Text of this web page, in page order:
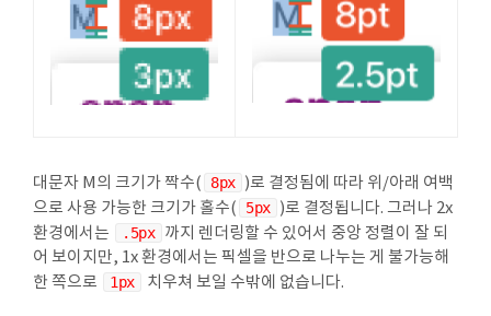
대문자 M의 크기가 짝수( 8px )로 결정됨에 따라 위/아래 여백
으로 사용 가능한 크기가 홀수(
5px )로 결정됩니다. 그러나 2x
환경에서는
.5px 까지 렌더링할 수 있어서 중앙 정렬이 잘 되
어 보이지만, 1x 환경에서는 픽셀을 반으로 나누는 게 불가능해
한 쪽으로
1px 치우쳐 보일 수밖에 없습니다.